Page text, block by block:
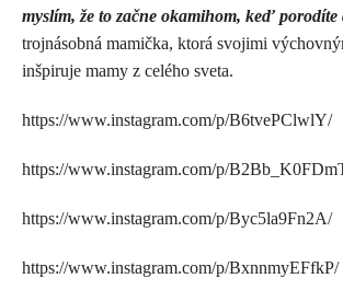
myslím, že to začne okamihom, keď
trojnásobná mamička, ktorá svojimi
inšpiruje mamy z celého sveta.
https://www.instagram.com/p/B6tvePClwlY/
https://www.instagram.com/p/
https://www.instagram.com/p/Byc5la9Fn2A/
https://www.instagram.com/p/BxnnmyEFfkP/